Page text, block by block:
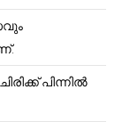
പിന്നിൽ